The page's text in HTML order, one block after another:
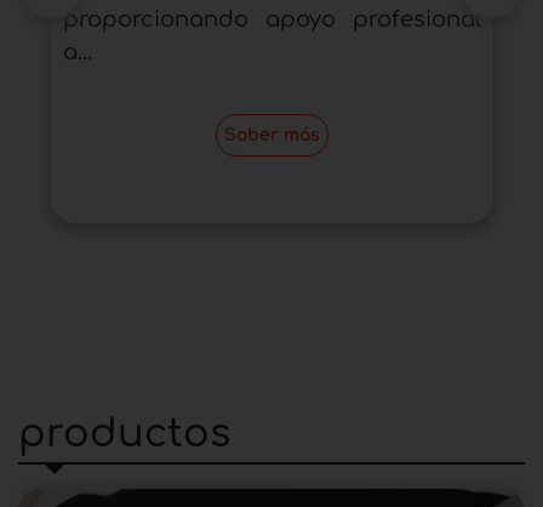
proporcionando apoyo profesional
a...
Saber más
productos